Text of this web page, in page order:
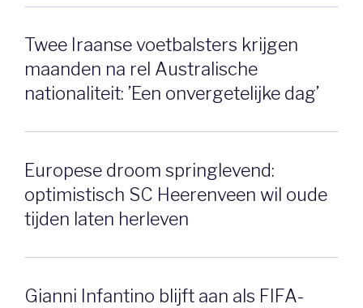
Twee Iraanse voetbalsters krijgen
maanden na rel Australische
nationaliteit: ’Een onvergetelijke dag’
Europese droom springlevend:
optimistisch SC Heerenveen wil oude
tijden laten herleven
Gianni Infantino blijft aan als FIFA-